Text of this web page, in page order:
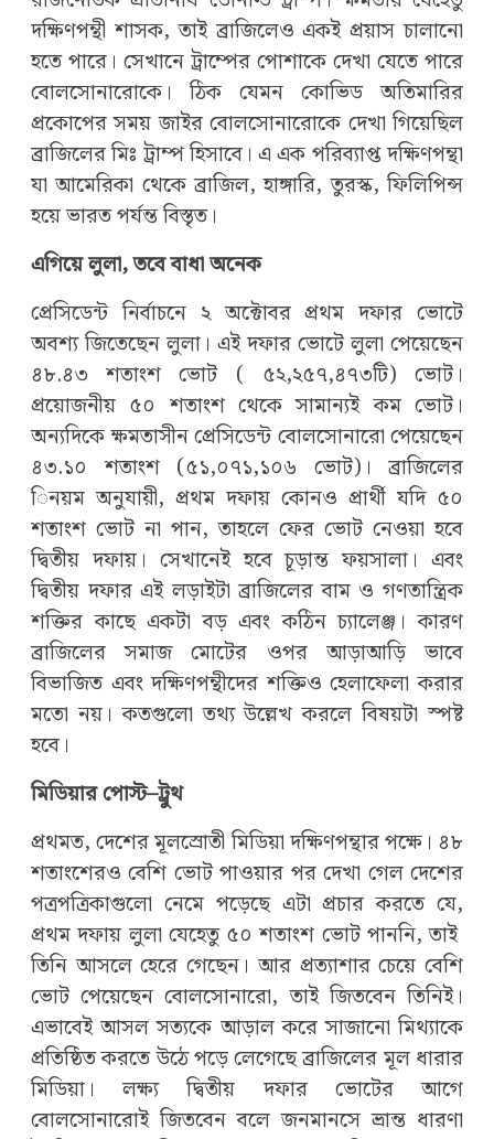
দক্ষিণপন্থী শাসক, তাই ব্রাজিলেও একই প্রয়াস চালানো
হতে পারে। সেখানে ট্রাম্পের পোশাকে দেখা যেতে পারে
বোলসোনারোকে। ঠিক যেমন কোভিড অতিমারির
প্রকোপের সময় জাইর বোলসোনারোকে দেখা গিয়েছিল
ব্রাজিলের মিঃ ট্রাম্প হিসাবে। এ এক পরিব্যাপ্ত দক্ষিণপন্থা
যা আমেরিকা থেকে ব্রাজিল, হাঙ্গারি, তুরস্ক, ফিলিপিন্স
হয়ে ভারত পর্যন্ত বিস্তৃত।
এগিয়ে লুলা, তবে বাধা অনেক
প্রেসিডেন্ট নির্বাচনে ২ অক্টোবর প্রথম দফার ভোটে
অবশ্য জিতেছেন লুলা। এই দফার ভোটে লুলা পেয়েছেন
৪৮.৪৩ শতাংশ ভোট (‌ ৫২,২৫৭,৪৭৩টি)‌ ভোট।
প্রয়োজনীয় ৫০ শতাংশ থেকে সামান্যই কম ভোট।
অন্যদিকে ক্ষমতাসীন প্রেসিডেন্ট বোলসোনারো পেয়েছেন
৪৩.১০ শতাংশ (‌৫১,০৭১,১০৬ ভোট)‌। ব্রাজিলের
িনয়ম অনুযায়ী, প্রথম দফায় কোনও প্রার্থী যদি ৫০
শতাংশ ভোট না পান, তাহলে ফের ভোট নেওয়া হবে
দ্বিতীয় দফায়। সেখানেই হবে চূড়ান্ত ফয়সালা। এবং
দ্বিতীয় দফার এই লড়াইটা ব্রাজিলের বাম ও গণতান্ত্রিক
শক্তির কাছে একটা বড় এবং কঠিন চ্যালেঞ্জ। কারণ
ব্রাজিলের সমাজ মোটের ওপর আড়াআড়ি ভাবে
বিভাজিত এবং দক্ষিণপন্থীদের শক্তিও হেলাফেলা করার
মতো নয়। কতগুলো তথ্য উল্লেখ করলে বিষয়টা স্পষ্ট
হবে।
মিডিয়ার পোস্ট–ট্রুথ
প্রথমত, দেশের মূলস্রোতী মিডিয়া দক্ষিণপন্থার পক্ষে। ৪৮
শতাংশেরও বেশি ভোট পাওয়ার পর দেখা গেল দেশের
পত্রপত্রিকাগুলো নেমে পড়েছে এটা প্রচার করতে যে,
প্রথম দফায় লুলা যেহেতু ৫০ শতাংশ ভোট পাননি, তাই
তিনি আসলে হেরে গেছেন। আর প্রত্যাশার চেয়ে বেশি
ভোট পেয়েছেন বোলসোনারো, তাই জিতবেন তিনিই।
এভাবেই আসল সত্যকে আড়াল করে সাজানো মিথ্যাকে
প্রতিষ্ঠিত করতে উঠে পড়ে লেগেছে ব্রাজিলের মূল ধারার
মিডিয়া। লক্ষ্য দ্বিতীয় দফার ভোটের আগে
বোলসোনারোই জিতবেন বলে জনমানসে ভ্রান্ত ধারণা